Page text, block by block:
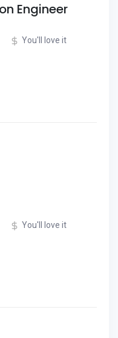
Engineer
You'll love it
You'll love it